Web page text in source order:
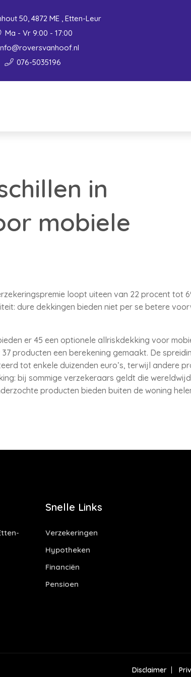
50, 4872 ME , Etten-Leur
Ma - Vr 9:00 - 17:00
076-5035196
in
mobiele
loopt uiteen van 22 procent tot
dure dekkingen bieden niet per se betere
er 45 een optionele allriskdekking voor
producten een berekening gemaakt. De
tot enkele duizenden euro’s, terwijl andere
bij sommige verzekeraars geldt die
producten bieden buiten de woning
Snelle Links
Verzekeringen
Hypotheken
Financiën
Pensioen
Disclaimer